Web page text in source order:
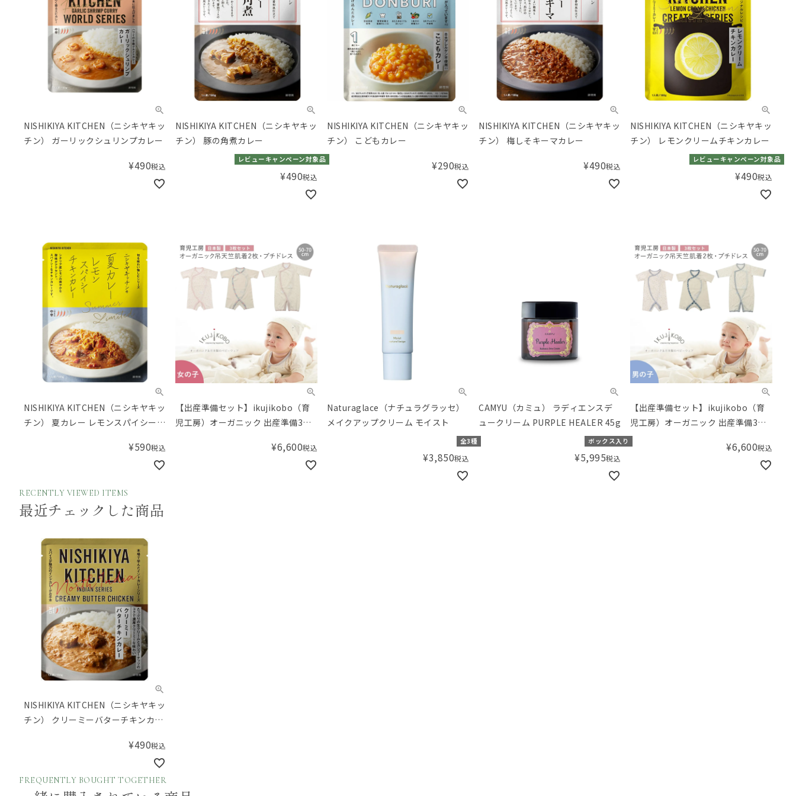
NISHIKIYA KITCHEN（ニシキヤキッ
チン） ガーリックシュリンプカレー
¥490税込
NISHIKIYA KITCHEN（ニシキヤキッ
チン） 豚の角煮カレー
レビューキャンペーン対象品
¥490税込
NISHIKIYA KITCHEN（ニシキヤキッ
チン） こどもカレー
¥290税込
NISHIKIYA KITCHEN（ニシキヤキッ
チン） 梅しそキーマカレー
¥490税込
NISHIKIYA KITCHEN（ニシキヤキッ
チン） レモンクリームチキンカレー
レビューキャンペーン対象品
¥490税込
NISHIKIYA KITCHEN（ニシキヤキッ
チン） 夏カレー レモンスパイシーチ
¥590税込
【出産準備セット】ikujikobo（育
児工房）オーガニック 出産準備3点
本プレゼント！】／Amingオリジナ
¥6,600税込
Naturaglace（ナチュラグラッセ）
メイクアップクリーム モイスト
全3種
¥3,850税込
CAMYU（カミュ） ラディエンスデ
ュークリーム PURPLE HEALER 45g
ボックス入り
¥5,995税込
【出産準備セット】ikujikobo（育
児工房）オーガニック 出産準備3点
セット（男の子）【小児科医の育児
本プレゼント！】／Amingオリジナ
¥6,600税込
RECENTLY VIEWED ITEMS
最近チェックした商品
NISHIKIYA KITCHEN（ニシキヤキッ
チン） クリーミーバターチキンカレ
¥490税込
FREQUENTLY BOUGHT TOGETHER